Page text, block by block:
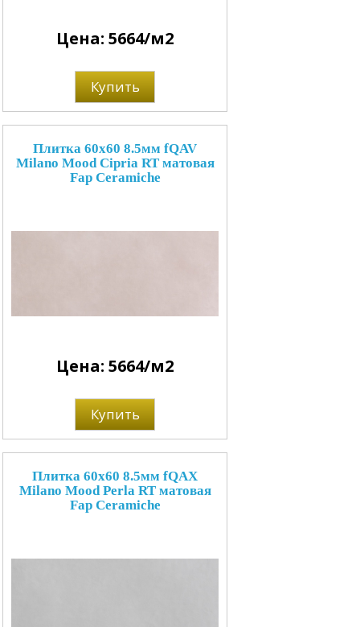
Цена: 5664/м2
Купить
Плитка 60x60 8.5мм fQAV
Milano Mood Cipria RT матовая
Fap Ceramiche
Цена: 5664/м2
Купить
Плитка 60x60 8.5мм fQAX
Milano Mood Perla RT матовая
Fap Ceramiche